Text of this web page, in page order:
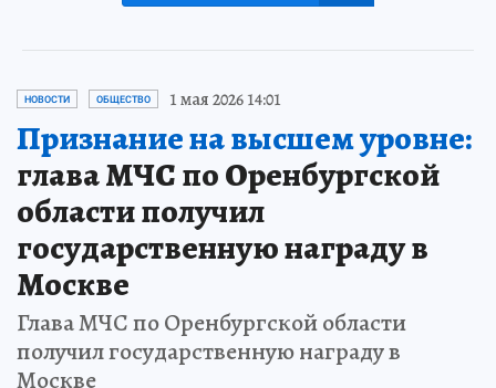
НОВОСТИ ОБЩЕСТВО 1 мая 2026 14:01
Признание на высшем уровне:
глава МЧС по Оренбургской
области получил
государственную награду в
Москве
Глава МЧС по Оренбургской области
получил государственную награду в
Москве